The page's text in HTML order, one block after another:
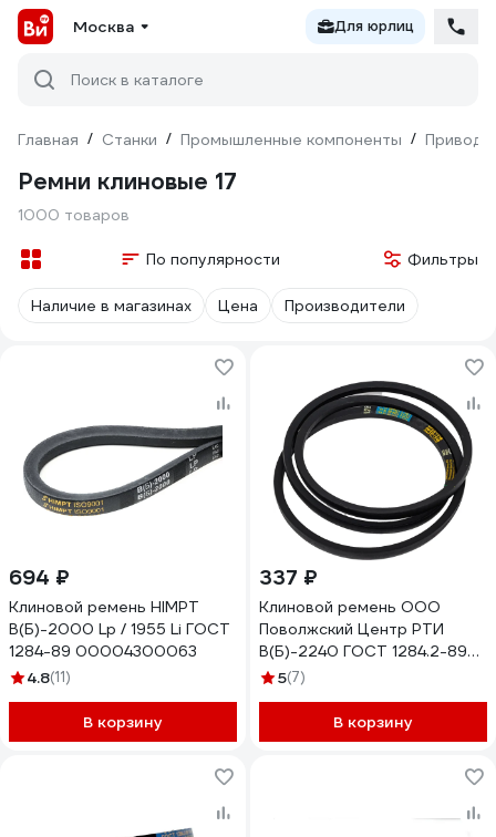
Москва Для юрлиц
Поиск в каталоге
Главная / Станки / Промышленные компоненты /
Ремни клиновые 17
1000 товаров
По популярности Фильтры
Наличие в магазинах Цена Производители
694 ₽
Клиновой ремень HIMPT
В(Б)-2000 Lp / 1955 Li ГОСТ
1284-89 00004300063
4.8(11)
В корзину
337 ₽
Клиновой ремень ООО
Поволжский Центр РТИ
В(Б)-2240 ГОСТ 1284.2-89
2.003.028
5(7)
В корзину